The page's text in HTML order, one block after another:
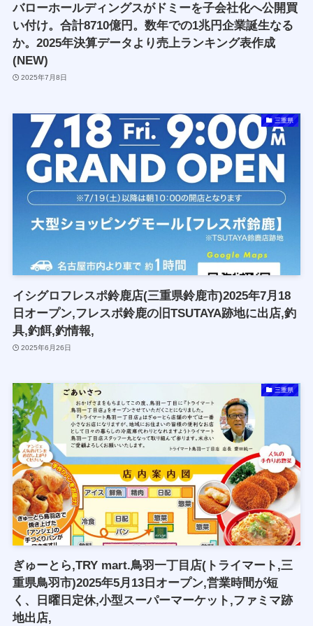
バローホールディングスがドミーを子会社化へ公開買
い付け。合計8710億円。数年での1兆円企業誕生なる
か。2025年決算データより売上ランキング表作成
(NEW)
2025年7月8日
三重県
イシグロフレスポ鈴鹿店(三重県鈴鹿市)2025年7月18
日オープン,フレスポ鈴鹿の旧TSUTAYA跡地に出店,釣
具,釣餌,釣情報,
2025年6月26日
三重県
ぎゅーとら,TRY mart.鳥羽一丁目店(トライマート,三
重県鳥羽市)2025年5月13日オープン,営業時間が短
く、日曜日定休,小型スーパーマーケット,ファミマ跡
地出店,